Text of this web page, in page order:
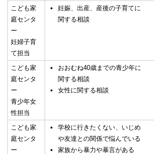
こども家
庭センタ
ー
妊婦子育
て担当
妊娠、出産、産後の子育てに
関する相談
こども家
庭センタ
ー
青少年女
性担当
おおむね40歳までの青少年に
関する相談
女性に関する相談
こども家
庭センタ
ー
学校に行きたくない、いじめ
や友達との関係で悩んでいる
家族から暴力や暴言がある